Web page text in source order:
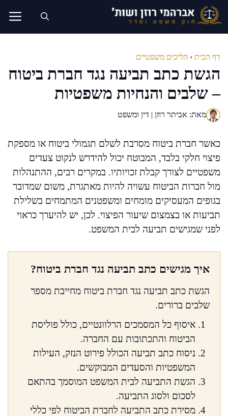
לדלג
לתוכן
דף הבית › הליכים משפטיים
הגשת כתב תביעה נגד חברת ביטוח
– שלבים והנחיות משפטיות
מאת: אביתר רוזן | דין ומשפט
כאשר חברת ביטוח מסרבת לשלם תגמולי ביטוח או מספקת
פיצוי חלקי בלבד, המבוטח יכול להידרש לנקוט צעדים
משפטיים לצורך קבלת זכויותיו. במקרים רבים, ההתנהלות
מול חברות הביטוח עשויה להיות מאתגרת, משום שמדובר
בגופים המעסיקים מומחים ומשפטנים המתמחים בשלילת
תביעות או בצמצום שיעור הפיצוי. לכן, יש להיערך כראוי
לפני שמגישים תביעה לבית המשפט.
איך מגישים כתב תביעה נגד חברת ביטוח?
הגשת כתב תביעה נגד חברת ביטוח מחייבת מספר
שלבים ברורים.
איסוף כל המסמכים הרלוונטיים, כולל פוליסת
הביטוח והתכתובות עם החברה.
ניסוח כתב תביעה הכולל פירוט הנזק, העילות
המשפטיות והסעדים המבוקשים.
הגשת התביעה לבית המשפט המוסמך בהתאם
לסכום ולסוג התביעה.
מסירת כתב התביעה לחברת הביטוח לפי כללי